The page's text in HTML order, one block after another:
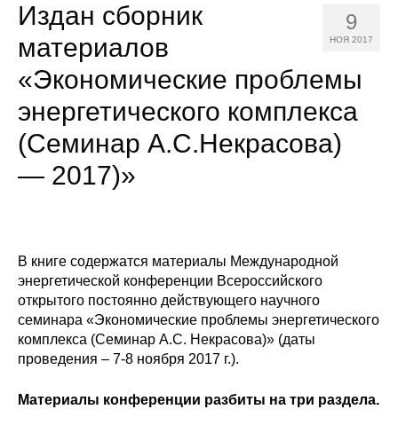
О нас
Об институте
Научные подразделения
Администрация
Противодействие коррупции
Материалы для СМИ
9
НОЯ 2017
Издан сборник
материалов
«Экономические проблемы
энергетического комплекса
(Семинар А.С.Некрасова)
— 2017)»
В книге содержатся материалы Международной
энергетической конференции Всероссийского
открытого постоянно действующего научного
семинара «Экономические проблемы энергетического
комплекса (Семинар А.С. Некрасова)» (даты
проведения – 7-8 ноября 2017 г.).
Материалы конференции разбиты на три раздела.